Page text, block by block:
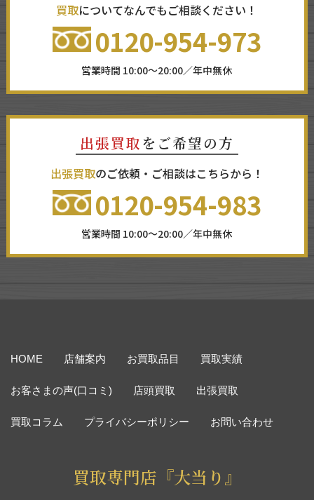
買取についてなんでもご相談ください！
0120-954-973
営業時間 10:00～20:00／年中無休
出張買取 をご希望の方
出張買取のご依頼・ご相談はこちらから！
0120-954-983
営業時間 10:00～20:00／年中無休
HOME 店舗案内 お買取品目 買取実績
お客さまの声(口コミ) 店頭買取 出張買取
買取コラム プライバシーポリシー お問い合わせ
買取専門店『大当り』